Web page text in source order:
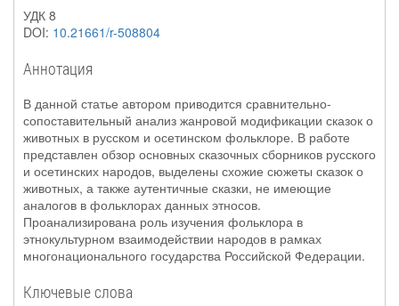
УДК 8
DOI: 10.21661/r-508804
Аннотация
В данной статье автором приводится сравнительно-
сопоставительный анализ жанровой модификации сказок о
животных в русском и осетинском фольклоре. В работе
представлен обзор основных сказочных сборников русского
и осетинских народов, выделены схожие сюжеты сказок о
животных, а также аутентичные сказки, не имеющие
аналогов в фольклорах данных этносов.
Проанализирована роль изучения фольклора в
этнокультурном взаимодействии народов в рамках
многонационального государства Российской Федерации.
Ключевые слова